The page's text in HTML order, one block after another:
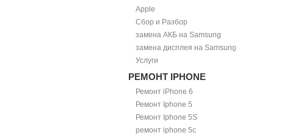
Apple
Сбор и Разбор
замена АКБ на Samsung
замена дисплея на Samsung
Услуги
РЕМОНТ IPHONE
Ремонт iPhone 6
Ремонт Iphone 5
Ремонт Iphone 5S
ремонт iphone 5c